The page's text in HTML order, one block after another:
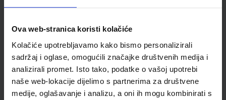
Ova web-stranica koristi kolačiće
Kolačiće upotrebljavamo kako bismo personalizirali
sadržaj i oglase, omogućili značajke društvenih medija i
analizirali promet. Isto tako, podatke o vašoj upotrebi
naše web-lokacije dijelimo s partnerima za društvene
medije, oglašavanje i analizu, a oni ih mogu kombinirati s
Detalji proizvoda
Šifra proizvoda
589600
Jedinična mjera
kom